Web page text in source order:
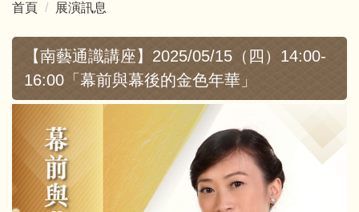
首頁 展演訊息
【南藝通識講座】2025/05/15（四）14:00-
16:00「幕前與幕後的金色年華」